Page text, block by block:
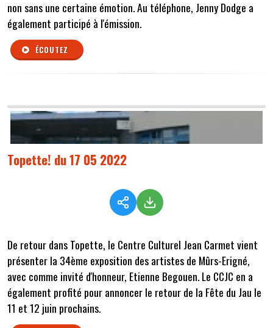
non sans une certaine émotion. Au téléphone, Jenny Dodge a
également participé à l'émission.
ÉCOUTEZ
Topette! du 17 05 2022
De retour dans Topette, le Centre Culturel Jean Carmet vient
présenter la 34ème exposition des artistes de Mûrs-Erigné,
avec comme invité d'honneur, Etienne Begouen. Le CCJC en a
également profité pour annoncer le retour de la Fête du Jau le
11 et 12 juin prochains.